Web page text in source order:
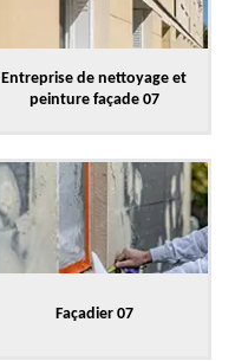
Entreprise de nettoyage et
peinture façade 07
Façadier 07